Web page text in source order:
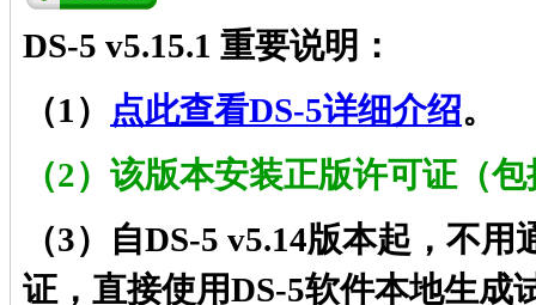
DS-5 v5.15.1 重要说明：
（1） 点此查看DS-5详细介绍。
（2）该版本安装正版许可证（
（3）自DS-5 v5.14版本起，不
证，直接使用DS-5软件本地生成